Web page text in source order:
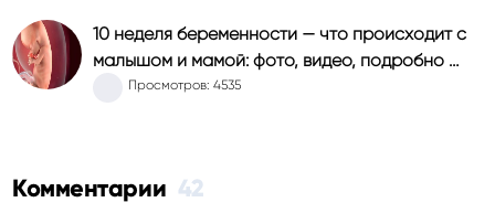
10 неделя беременности — что происходит с
малышом и мамой: фото, видео, подробно …
Просмотров: 4535
Комментарии 42